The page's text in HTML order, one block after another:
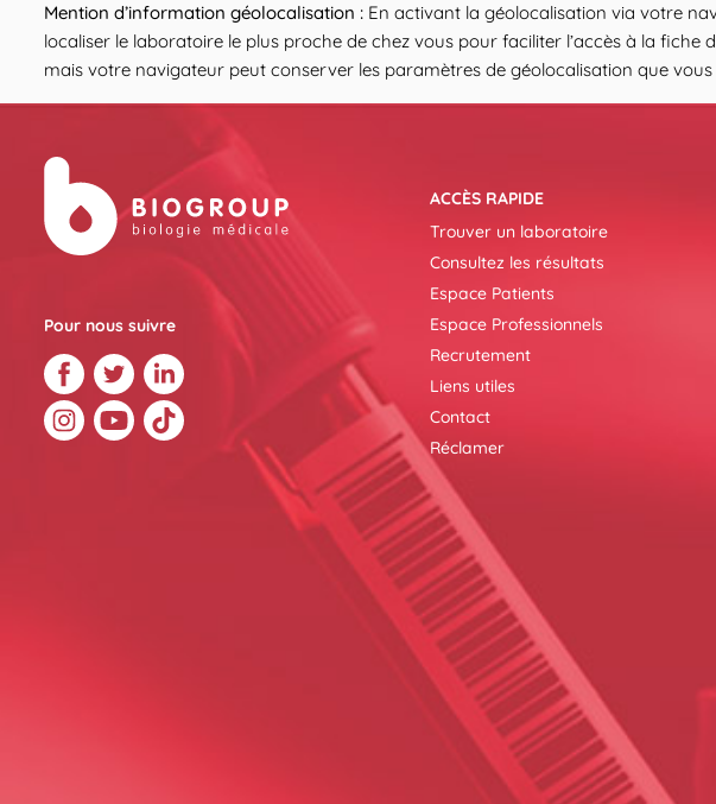
Mention d’information géolocalisation : En activant la géolocalisation via votre
localiser le laboratoire le plus proche de chez vous pour faciliter l’accès à la
mais votre navigateur peut conserver les paramètres de géolocalisation que
Pour nous suivre
ACCÈS RAPIDE
Trouver un laboratoire
Consultez les résultats
Espace Patients
Espace Professionnels
Recrutement
Liens utiles
Contact
Réclamer